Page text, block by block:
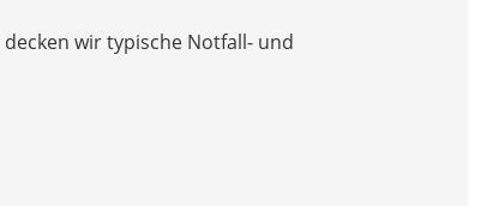
decken wir typische Notfall- und